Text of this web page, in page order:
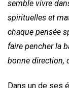
semble vivre
spirituelles et
chaque pensée
faire pencher la
bonne direction,
Dans un de ses